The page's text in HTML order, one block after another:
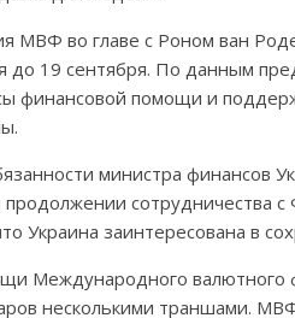
МВФ во главе с Роном ван
до 19 сентября. По данным
финансовой помощи и
министра финансов
продолжении
Украина заинтересована в
Международного валютного
несколькими траншами.